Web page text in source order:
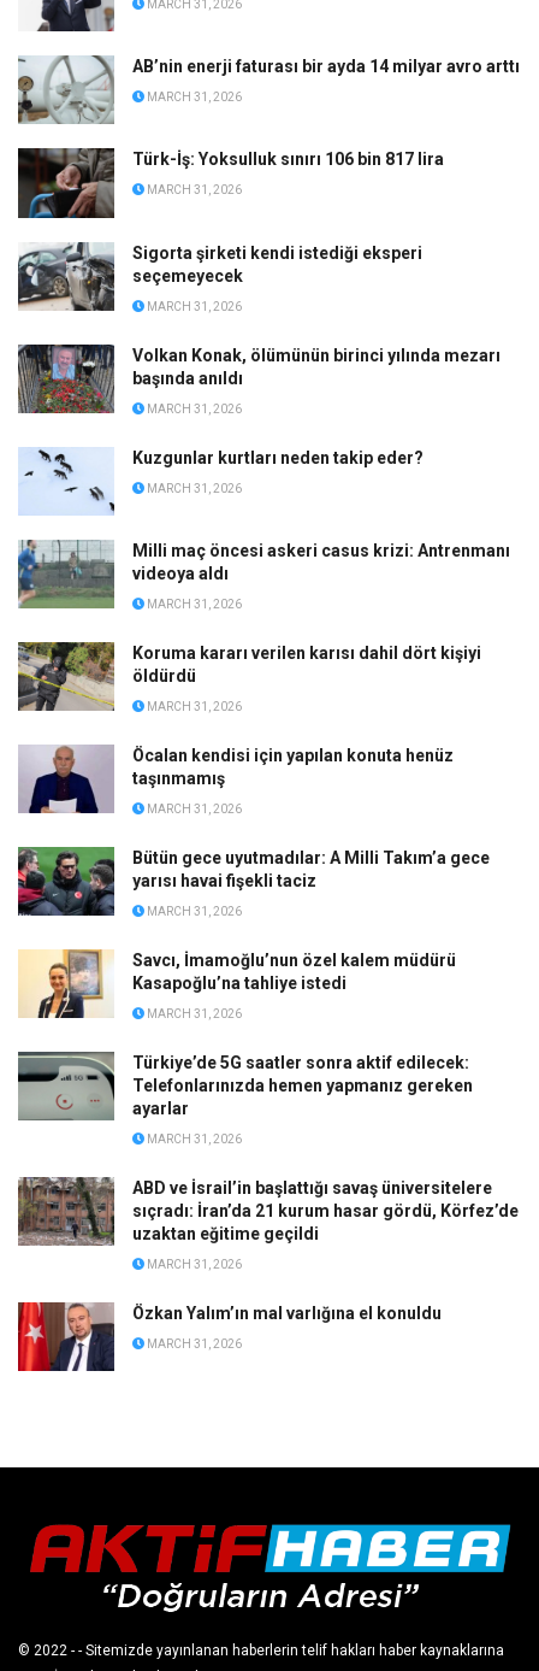
MARCH 31, 2026
AB’nin enerji faturası bir ayda 14 milyar avro arttı
MARCH 31, 2026
Türk-İş: Yoksulluk sınırı 106 bin 817 lira
MARCH 31, 2026
Sigorta şirketi kendi istediği eksperi
seçemeyecek
MARCH 31, 2026
Volkan Konak, ölümünün birinci yılında mezarı
başında anıldı
MARCH 31, 2026
Kuzgunlar kurtları neden takip eder?
MARCH 31, 2026
Milli maç öncesi askeri casus krizi: Antrenmanı
videoya aldı
MARCH 31, 2026
Koruma kararı verilen karısı dahil dört kişiyi
öldürdü
MARCH 31, 2026
Öcalan kendisi için yapılan konuta henüz
taşınmamış
MARCH 31, 2026
Bütün gece uyutmadılar: A Milli Takım’a gece
yarısı havai fişekli taciz
MARCH 31, 2026
Savcı, İmamoğlu’nun özel kalem müdürü
Kasapoğlu’na tahliye istedi
MARCH 31, 2026
Türkiye’de 5G saatler sonra aktif edilecek:
Telefonlarınızda hemen yapmanız gereken
ayarlar
MARCH 31, 2026
ABD ve İsrail’in başlattığı savaş üniversitelere
sıçradı: İran’da 21 kurum hasar gördü, Körfez’de
uzaktan eğitime geçildi
MARCH 31, 2026
Özkan Yalım’ın mal varlığına el konuldu
MARCH 31, 2026
© 2022 - - Sitemizde yayınlanan haberlerin telif hakları haber kaynaklarına